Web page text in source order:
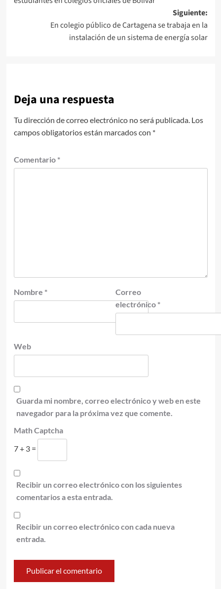
entradas
Siguiente:
En colegio público de Cartagena se trabaja en la
instalación de un sistema de energía solar
Deja una respuesta
Tu dirección de correo electrónico no será publicada. Los
campos obligatorios están marcados con *
Comentario *
Nombre *
Correo
electrónico *
Web
Guarda mi nombre, correo electrónico y web en este
navegador para la próxima vez que comente.
Math Captcha
7 + 3 =
Recibir un correo electrónico con los siguientes
comentarios a esta entrada.
Recibir un correo electrónico con cada nueva
entrada.